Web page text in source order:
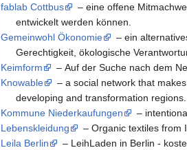
fablab Cottbus
– eine offene
entwickelt werden können.
Gemeinwohl Ökonomie
– ein
Gerechtigkeit, ökologische
Keimform
– Auf der Suche nach dem
Knowable
– a social network that
developing and transformation regions.
Kommune Niederkaufungen
–
Lebenskleidung
– Organic textiles from
Leila Berlin
– LeihLaden in Berlin -